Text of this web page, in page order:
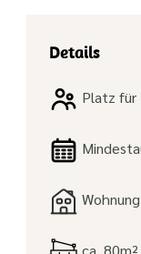
Details
Platz für
ca. 80m²